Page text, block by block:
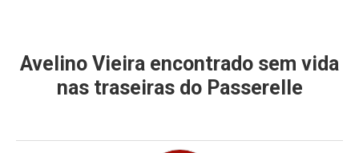
Avelino Vieira encontrado sem vida
nas traseiras do Passerelle